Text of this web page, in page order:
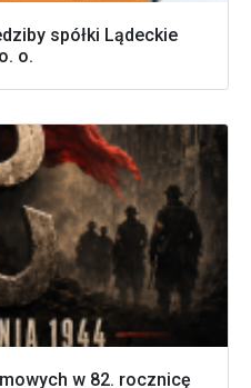
spółki Lądeckie
o.
w 82. rocznicę